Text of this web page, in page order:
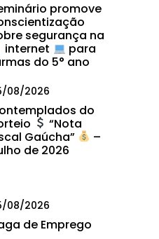
promove
segurança na
internet
para
do 5° ano
08/2026
do
“Nota
Gaúcha”
–
de 2026
08/2026
de Emprego